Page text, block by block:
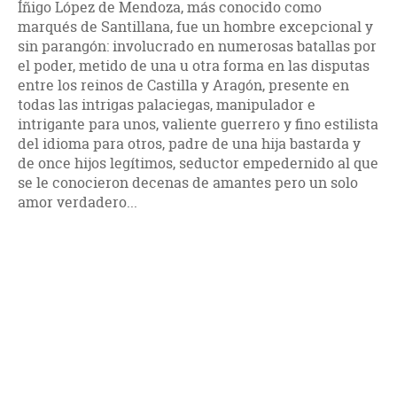
Íñigo López de Mendoza, más conocido como
marqués de Santillana, fue un hombre excepcional y
sin parangón: involucrado en numerosas batallas por
el poder, metido de una u otra forma en las disputas
entre los reinos de Castilla y Aragón, presente en
todas las intrigas palaciegas, manipulador e
intrigante para unos, valiente guerrero y fino estilista
del idioma para otros, padre de una hija bastarda y
de once hijos legítimos, seductor empedernido al que
se le conocieron decenas de amantes pero un solo
amor verdadero...